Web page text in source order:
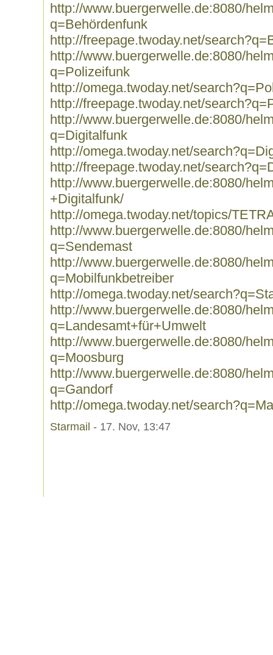
http://www.buergerwelle.de:8080/
q=Behördenfunk
http://freepage.twoday.net/
http://www.buergerwelle.de:8080/
q=Polizeifunk
http://omega.twoday.net/
http://freepage.twoday.net/
http://www.buergerwelle.de:8080/
q=Digitalfunk
http://omega.twoday.net/
http://freepage.twoday.net/
http://www.buergerwelle.de:8080/
+Digitalfunk/
http://omega.twoday.net/topics/
http://www.buergerwelle.de:8080/
q=Sendemast
http://www.buergerwelle.de:8080/
q=Mobilfunkbetreiber
http://omega.twoday.net/
http://www.buergerwelle.de:8080/
q=Landesamt+für+Umwelt
http://www.buergerwelle.de:8080/
q=Moosburg
http://www.buergerwelle.de:8080/
q=Gandorf
http://omega.twoday.net/
Starmail - 17. Nov, 13:47